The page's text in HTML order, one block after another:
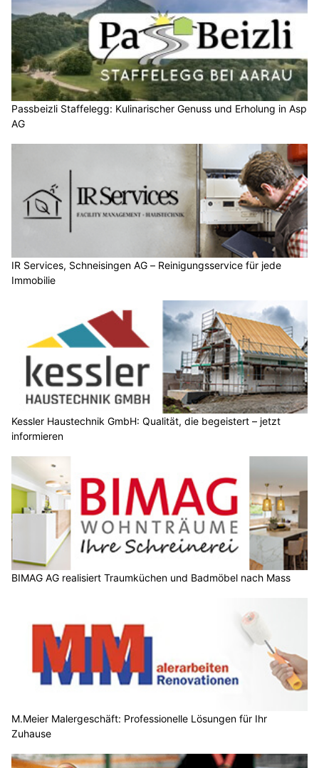
Passbeizli Staffelegg: Kulinarischer Genuss und Erholung in Asp
AG
IR Services, Schneisingen AG – Reinigungsservice für jede
Immobilie
Kessler Haustechnik GmbH: Qualität, die begeistert – jetzt
informieren
BIMAG AG realisiert Traumküchen und Badmöbel nach Mass
M.Meier Malergeschäft: Professionelle Lösungen für Ihr
Zuhause